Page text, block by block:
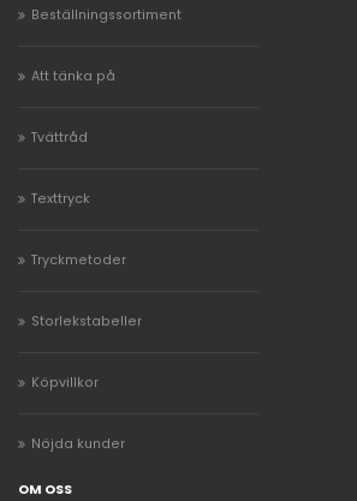
Beställningssortiment
Att tänka på
Tvättråd
Texttryck
Tryckmetoder
Storlekstabeller
Köpvillkor
Nöjda kunder
OM OSS